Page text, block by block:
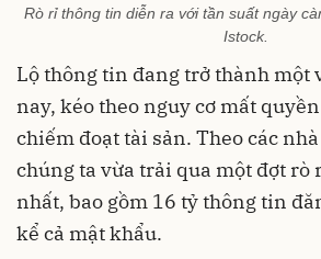
Rò rỉ thông tin diễn ra với tần suất ngày
Istock.
Lộ thông tin đang trở thành một
nay, kéo theo nguy cơ mất
chiếm đoạt tài sản. Theo các
chúng ta vừa trải qua một đợt rò
nhất, bao gồm 16 tỷ thông tin
kể cả mật khẩu.